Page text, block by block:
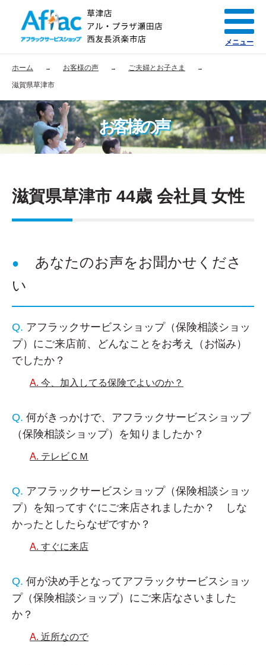
ホーム お客様の声 ご夫婦とお子さま
滋賀県草津市
お客様の声
滋賀県草津市 44歳 会社員 女性
あなたのお声をお聞かせくださ
い
アフラックサービスショップ（保険相談ショッ
プ）にご来店前、どんなことをお考え（お悩み）
でしたか？
今、加入してる保険でよいのか？
何がきっかけで、アフラックサービスショップ
（保険相談ショップ）を知りましたか？
テレビＣＭ
アフラックサービスショップ（保険相談ショッ
プ）を知ってすぐにご来店されましたか？ しな
かったとしたらなぜですか？
すぐに来店
何が決め手となってアフラックサービスショッ
プ（保険相談ショップ）にご来店なさいました
か？
近所なので
メニュー